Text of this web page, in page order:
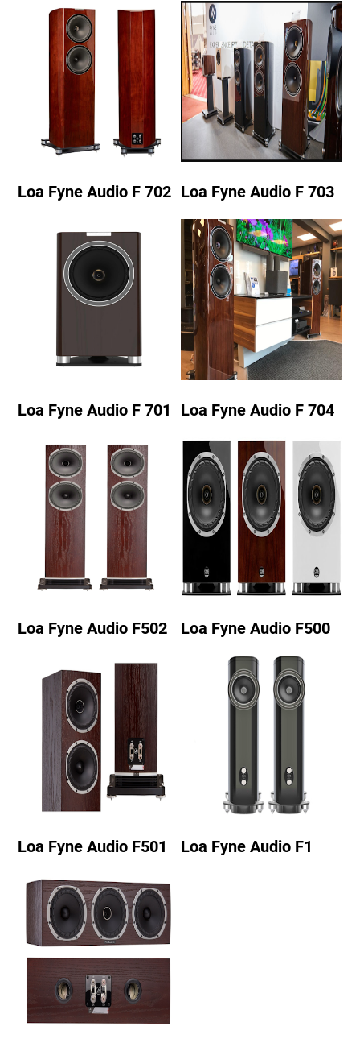
Loa Fyne Audio F 702 Loa Fyne Audio F 703
Loa Fyne Audio F 701 Loa Fyne Audio F 704
Loa Fyne Audio F502 Loa Fyne Audio F500
Loa Fyne Audio F501 Loa Fyne Audio F1